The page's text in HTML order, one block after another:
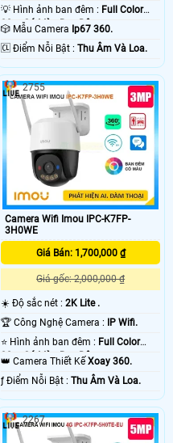
💡 Hình ảnh ban đêm : Full Color
30m Có Màu Ban Ðêm.
🎲 Mẫu Camera Ip67 360.
️🆑 Điểm Nỗi Bật :Thu Âm Và Loa.
Camera Wifi Imou IPC-K7FP-
3H0WE
Giá Bán: 1,700,000 ₫
Giá gốc: 2,000,000 ₫
☀️ Độ sắc nét :2K Lite .
🏆 Công Nghệ Camera : IP Wifi.
⭐ Hình ảnh ban đêm : Full Color
30m Có Màu Ban Ðêm.
👑 Camera Thiết KếXoay 360.
️ƒ Điểm Nỗi Bật :Thu Âm Và Loa.
2755
2267